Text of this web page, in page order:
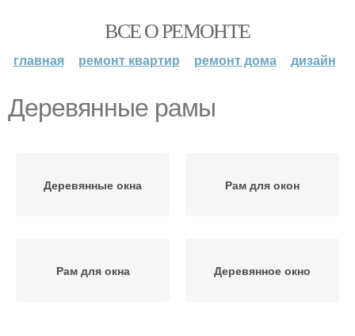
ВСЕ О РЕМОНТЕ
главная ремонт квартир ремонт дома дизайн
Деревянные рамы
Деревянные окна Рам для окон
Рам для окна Деревянное окно